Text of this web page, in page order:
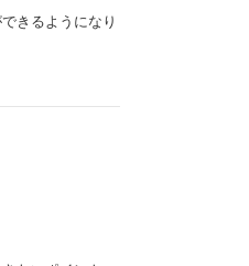
きるようになり